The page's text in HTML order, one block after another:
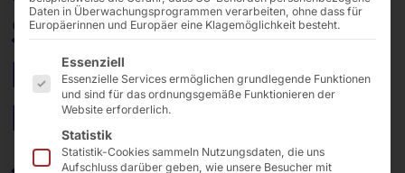
Selfservice-Terminal
POLYTOUCH®
PASSPORT 32 feiert 10
Jahre Erfolg auf dem
Daten in Überwachungsprogrammen verarbeiten, ohne dass für
Europäerinnen und Europäer eine Klagemöglichkeit besteht.
Es folgt eine Liste der Service-Gruppen, für die eine
Essenziell
Essenzielle Services ermöglichen grundlegende Funktionen
und sind für das ordnungsgemäße Funktionieren der
Website erforderlich.
Statistik
Statistik-Cookies sammeln Nutzungsdaten, die uns
Aufschluss darüber geben, wie unsere Besucher mit